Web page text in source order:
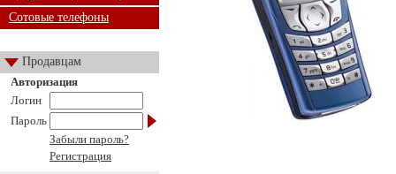
Сотовые телефоны
Продавцам
Авторизация
Логин
Пароль
Забыли пароль?
Регистрация